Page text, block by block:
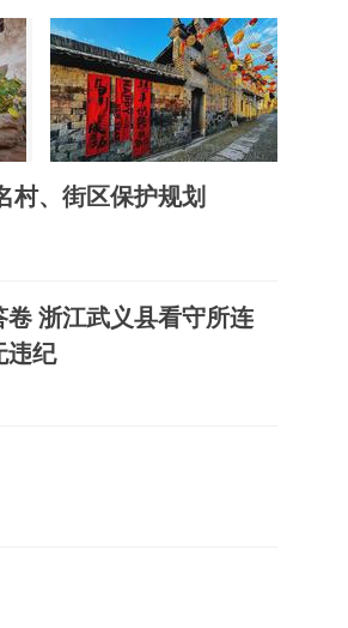
村、街区保护规划
浙江武义县看守所连
违纪